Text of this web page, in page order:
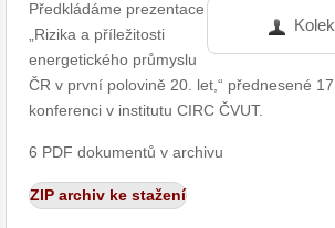
Předkládáme prezentace
„Rizika a příležitosti
energetického průmyslu
ČR v první polovině 20. let,“ přednesené
konferenci v institutu CIRC ČVUT.
6 PDF dokumentů v archivu
ZIP archiv ke stažení